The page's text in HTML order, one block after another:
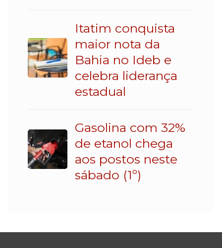
Itatim conquista
maior nota da
Bahia no Ideb e
celebra liderança
estadual
Gasolina com 32%
de etanol chega
aos postos neste
sábado (1º)